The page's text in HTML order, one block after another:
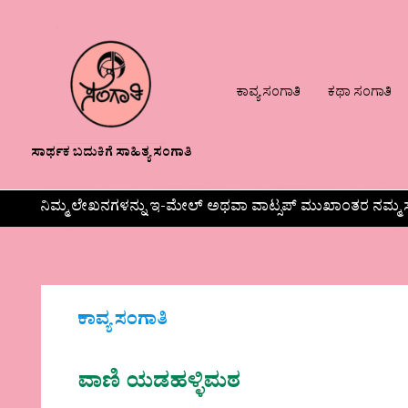
ಸಾರ್ಥಕ ಬದುಕಿಗೆ ಸಾಹಿತ್ಯ ಸಂಗಾತಿ
ಕಾವ್ಯ ಸಂಗಾತಿ ಕಥಾ ಸಂಗಾತಿ
ನಿಮ್ಮ ಲೇಖನಗಳನ್ನು ಇ-ಮೇಲ್ ಅಥವಾ ವಾಟ್ಸಪ್ ಮುಖಾಂತರ
ಕಾವ್ಯ ಸಂಗಾತಿ
ವಾಣಿ ಯಡಹಳ್ಳಿಮಠ